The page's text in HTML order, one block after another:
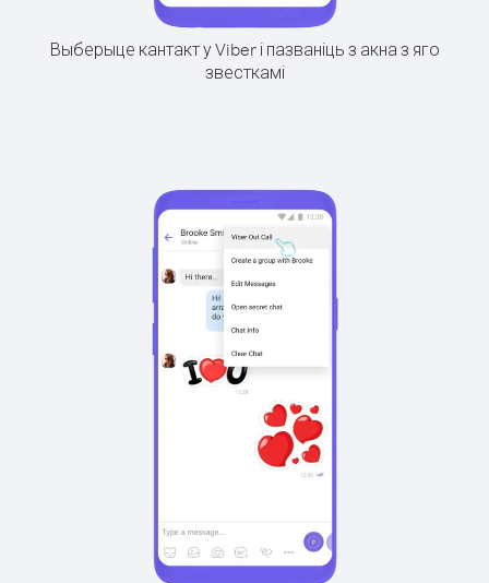
Выберыце кантакт у Viber і пазваніць з акна з яго
звесткамі